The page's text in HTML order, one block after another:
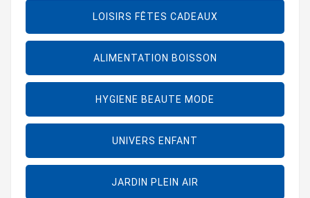
LOISIRS FÊTES CADEAUX
ALIMENTATION BOISSON
HYGIENE BEAUTE MODE
UNIVERS ENFANT
JARDIN PLEIN AIR